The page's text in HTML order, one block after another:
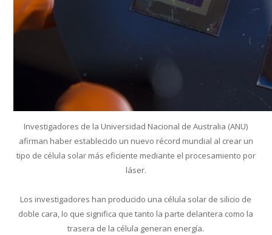
Conoce cual es el mejor calentador solar de
México
Investigadores de la Universidad Nacional de Australia (ANU)
afirman haber establecido un nuevo récord mundial al crear un
tipo de célula solar más eficiente mediante el procesamiento por
láser.
Los investigadores han producido una célula solar de silicio de
doble cara, lo que significa que tanto la parte delantera como la
trasera de la célula generan energía.